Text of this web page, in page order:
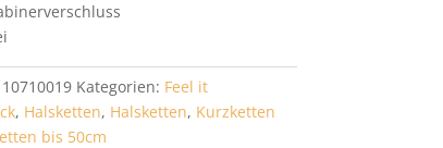
10710019 Kategorien: Feel it
, Halsketten, Halsketten, Kurzketten
bis 50cm